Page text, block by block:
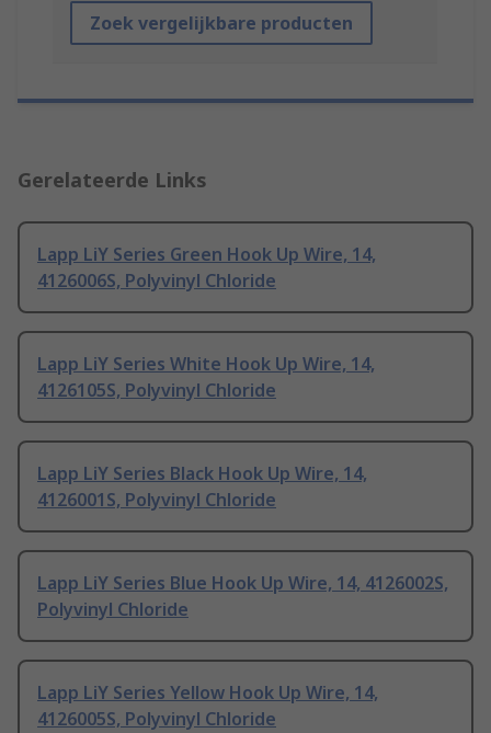
Zoek vergelijkbare producten
Gerelateerde Links
Lapp LiY Series Green Hook Up Wire, 14,
4126006S, Polyvinyl Chloride
Lapp LiY Series White Hook Up Wire, 14,
4126105S, Polyvinyl Chloride
Lapp LiY Series Black Hook Up Wire, 14,
4126001S, Polyvinyl Chloride
Lapp LiY Series Blue Hook Up Wire, 14, 4126002S,
Polyvinyl Chloride
Lapp LiY Series Yellow Hook Up Wire, 14,
4126005S, Polyvinyl Chloride